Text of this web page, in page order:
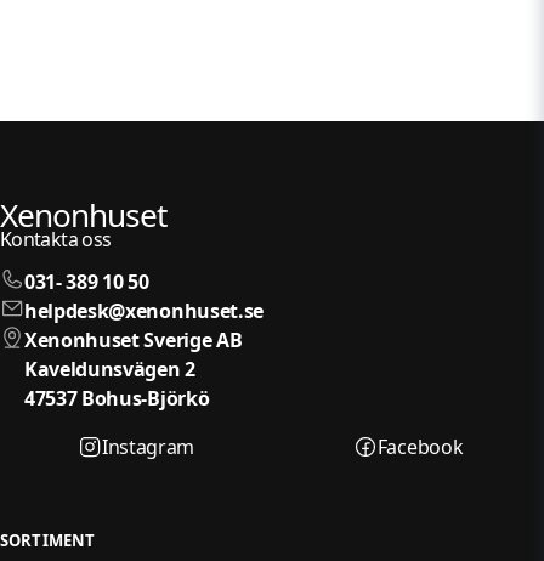
Xenonhuset
Kontakta oss
031- 389 10 50
helpdesk@xenonhuset.se
Xenonhuset Sverige AB
Kaveldunsvägen 2
47537 Bohus-Björkö
Instagram
Facebook
SORTIMENT